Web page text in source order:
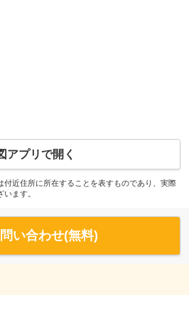
アプリで開く
近住所に所在することを表すものであり、実際
ます。
い合わせ(無料)